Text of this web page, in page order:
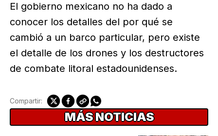
El gobierno mexicano no ha dado a
conocer los detalles del por qué se
cambió a un barco particular, pero existe
el detalle de los drones y los destructores
de combate litoral estadounidenses.
Compartir:
MÁS NOTICIAS